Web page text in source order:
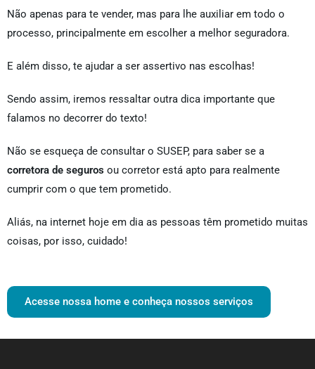
Não apenas para te vender, mas para lhe auxiliar em todo o
processo, principalmente em escolher a melhor seguradora.
E além disso, te ajudar a ser assertivo nas escolhas!
Sendo assim, iremos ressaltar outra dica importante que
falamos no decorrer do texto!
Não se esqueça de consultar o SUSEP, para saber se a
corretora de seguros ou corretor está apto para realmente
cumprir com o que tem prometido.
Aliás, na internet hoje em dia as pessoas têm prometido muitas
coisas, por isso, cuidado!
Acesse nossa home e conheça nossos serviços